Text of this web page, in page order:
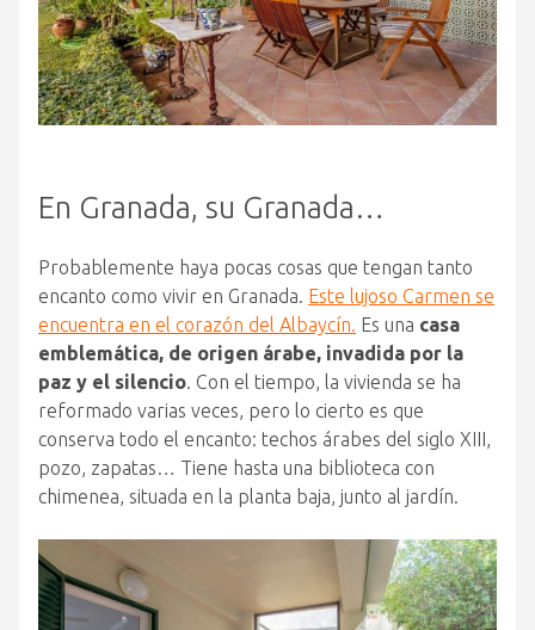
En Granada, su Granada…
Probablemente haya pocas cosas que tengan tanto
encanto como vivir en Granada. Este lujoso Carmen se
encuentra en el corazón del Albaycín. Es una casa
emblemática, de origen árabe, invadida por la
paz y el silencio. Con el tiempo, la vivienda se ha
reformado varias veces, pero lo cierto es que
conserva todo el encanto: techos árabes del siglo XIII,
pozo, zapatas… Tiene hasta una biblioteca con
chimenea, situada en la planta baja, junto al jardín.